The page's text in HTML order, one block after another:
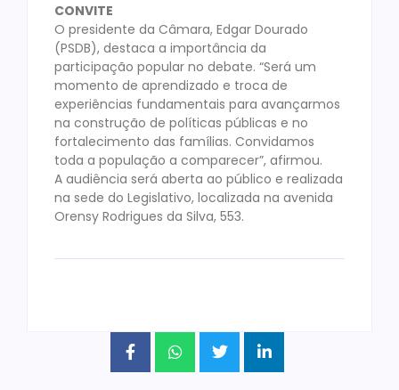
CONVITE
O presidente da Câmara, Edgar Dourado
(PSDB), destaca a importância da
participação popular no debate. “Será um
momento de aprendizado e troca de
experiências fundamentais para avançarmos
na construção de políticas públicas e no
fortalecimento das famílias. Convidamos
toda a população a comparecer”, afirmou.
A audiência será aberta ao público e realizada
na sede do Legislativo, localizada na avenida
Orensy Rodrigues da Silva, 553.